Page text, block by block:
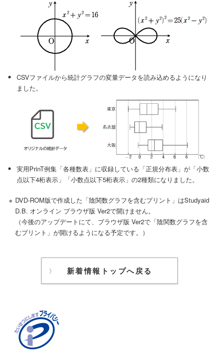
CSVファイルから統計グラフの変量データを読み込めるようになり
ました。
実用PrinT例集「各種数表」に収録している「正規分布表」が「小数
点以下4桁表示」「小数点以下5桁表示」の2種類になりました。
DVD-ROM版で作成した「陰関数グラフを含むプリント」はStudyaid
D.B. オンライン ブラウザ版 Ver2で開けません。
（今後のアップデートにて、ブラウザ版 Ver2で「陰関数グラフを含
むプリント」が開けるようになる予定です。）
新着情報トップへ戻る